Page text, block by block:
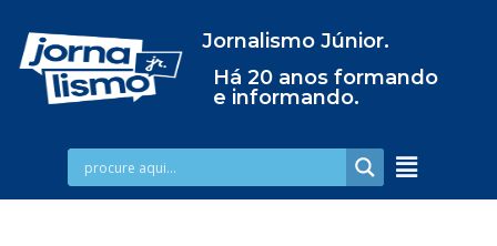
Jornalismo Júnior.
Há 20 anos formando
e informando.